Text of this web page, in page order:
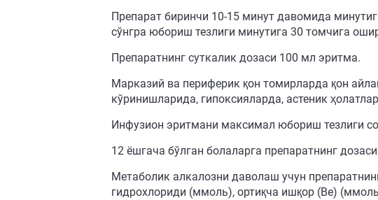
Препарат биринчи 10-15 минут давомида
сўнгра юбориш тезлиги минутига 30 томчига
Препаратнинг суткалик дозаси 100 мл эритма.
Марказий ва периферик қон томирларда қон
кўринишларида, гипоксияларда, астеник
Инфузион эритмани максимал юбориш тезлиги
12 ёшгача бўлган болаларга препаратнинг
Метаболик алкалозни даволаш учун
гидрохлориди (ммоль), ортиқча ишқор (Ве)